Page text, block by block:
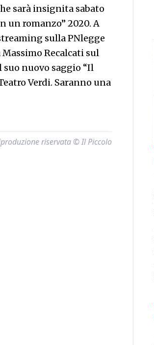
sarà insignita sabato
un romanzo” 2020. A
sulla PNlegge
Recalcati sul
nuovo saggio “Il
Verdi. Saranno una
riservata © Il Piccolo